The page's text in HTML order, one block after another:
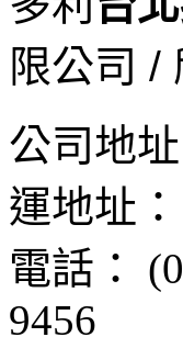
限公司 /
公司地址
運地址：
電話：
9456